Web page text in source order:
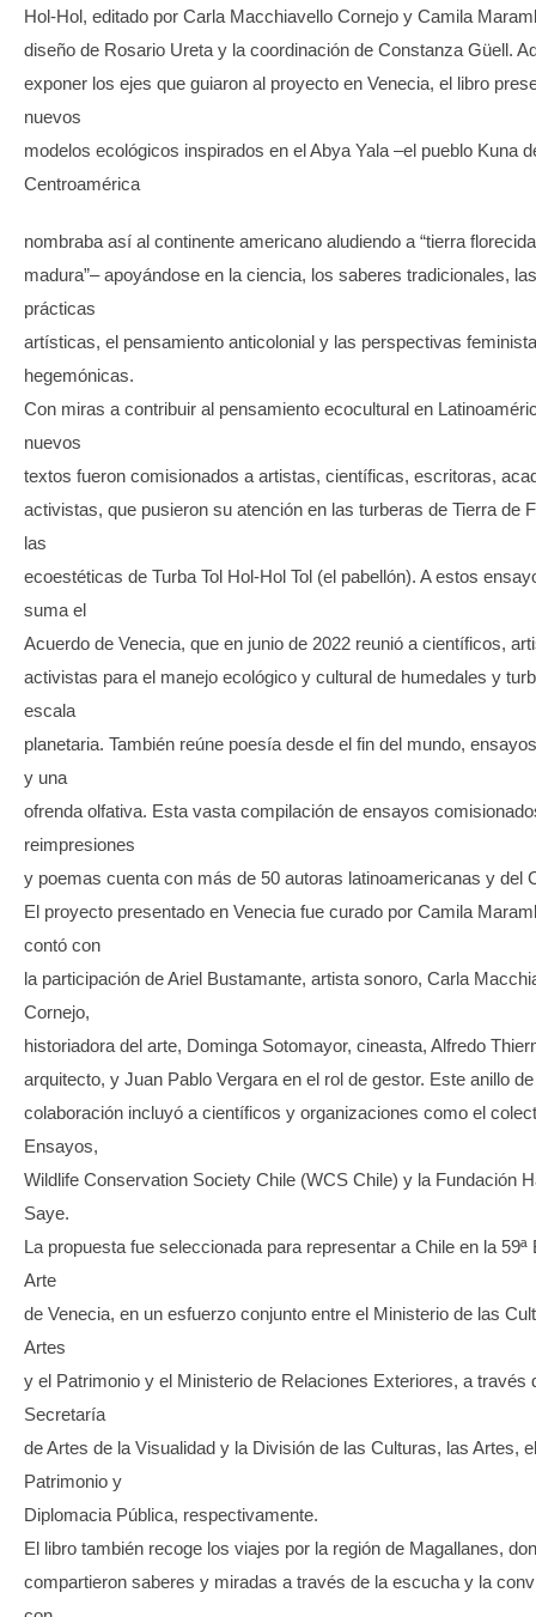
Hol-Hol, editado por Carla Macchiavello Cornejo y Camila
diseño de Rosario Ureta y la coordinación de Constanza Güell.
exponer los ejes que guiaron al proyecto en Venecia, el libro
nuevos
modelos ecológicos inspirados en el Abya Yala –el pueblo Kuna
Centroamérica
nombraba así al continente americano aludiendo a “tierra
madura”– apoyándose en la ciencia, los saberes tradicionales, las
prácticas
artísticas, el pensamiento anticolonial y las perspectivas
hegemónicas.
Con miras a contribuir al pensamiento ecocultural en
nuevos
textos fueron comisionados a artistas, científicas, escritoras,
activistas, que pusieron su atención en las turberas de Tierra de
las
ecoestéticas de Turba Tol Hol-Hol Tol (el pabellón). A estos
suma el
Acuerdo de Venecia, que en junio de 2022 reunió a científicos,
activistas para el manejo ecológico y cultural de humedales y
escala
planetaria. También reúne poesía desde el fin del mundo,
y una
ofrenda olfativa. Esta vasta compilación de ensayos
reimpresiones
y poemas cuenta con más de 50 autoras latinoamericanas y del
El proyecto presentado en Venecia fue curado por Camila
contó con
la participación de Ariel Bustamante, artista sonoro, Carla
Cornejo,
historiadora del arte, Dominga Sotomayor, cineasta, Alfredo
arquitecto, y Juan Pablo Vergara en el rol de gestor. Este anillo
colaboración incluyó a científicos y organizaciones como el
Ensayos,
Wildlife Conservation Society Chile (WCS Chile) y la Fundación
Saye.
La propuesta fue seleccionada para representar a Chile en la 59ª
Arte
de Venecia, en un esfuerzo conjunto entre el Ministerio de las
Artes
y el Patrimonio y el Ministerio de Relaciones Exteriores, a través
Secretaría
de Artes de la Visualidad y la División de las Culturas, las Artes, el
Patrimonio y
Diplomacia Pública, respectivamente.
El libro también recoge los viajes por la región de Magallanes,
compartieron saberes y miradas a través de la escucha y la